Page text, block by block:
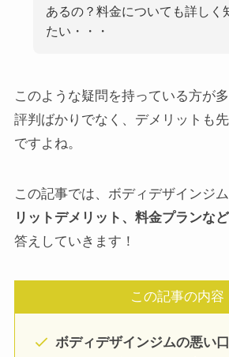
あるの？料金についても詳しく
たい・・・
このような疑問を持っている方が
評判ばかりでなく、デメリットも
ですよね。
この記事では、ボディデザインジ
リットデメリット、料金プランなど
答えしていきます！
この記事の内容
ボディデザインジムの悪い